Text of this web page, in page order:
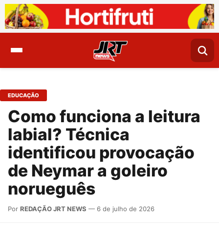
EDUCAÇÃO
Como funciona a leitura
labial? Técnica
identificou provocação
de Neymar a goleiro
norueguês
Por REDAÇÃO JRT NEWS — 6 de julho de 2026